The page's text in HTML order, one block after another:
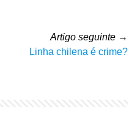
Artigo seguinte →
Linha chilena é crime?